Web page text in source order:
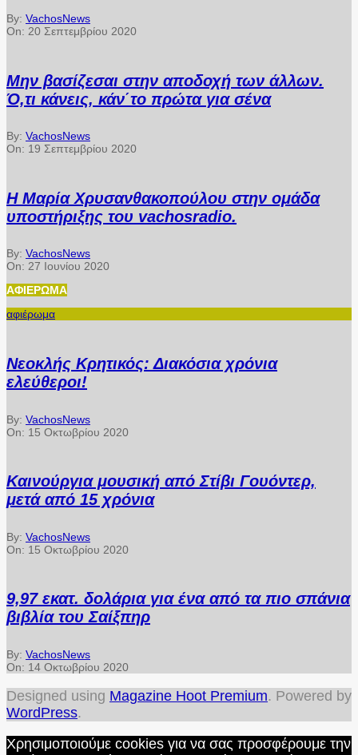
By: VachosNews
On: 20 Σεπτεμβρίου 2020
Μην βασίζεσαι στην αποδοχή των άλλων.
Ό,τι κάνεις, κάν΄το πρώτα για σένα
By: VachosNews
On: 19 Σεπτεμβρίου 2020
Η Μαρία Χρυσανθακοπούλου στην ομάδα
υποστήριξης του vachosradio.
By: VachosNews
On: 27 Ιουνίου 2020
ΑΦΙΈΡΩΜΑ
αφιέρωμα
Νεοκλής Κρητικός: Διακόσια χρόνια
ελεύθεροι!
By: VachosNews
On: 15 Οκτωβρίου 2020
Καινούργια μουσική από Στίβι Γουόντερ,
μετά από 15 χρόνια
By: VachosNews
On: 15 Οκτωβρίου 2020
9,97 εκατ. δολάρια για ένα από τα πιο σπάνια
βιβλία του Σαίξπηρ
By: VachosNews
On: 14 Οκτωβρίου 2020
Designed using Magazine Hoot Premium. Powered by
WordPress.
Χρησιμοποιούμε cookies για να σας προσφέρουμε την